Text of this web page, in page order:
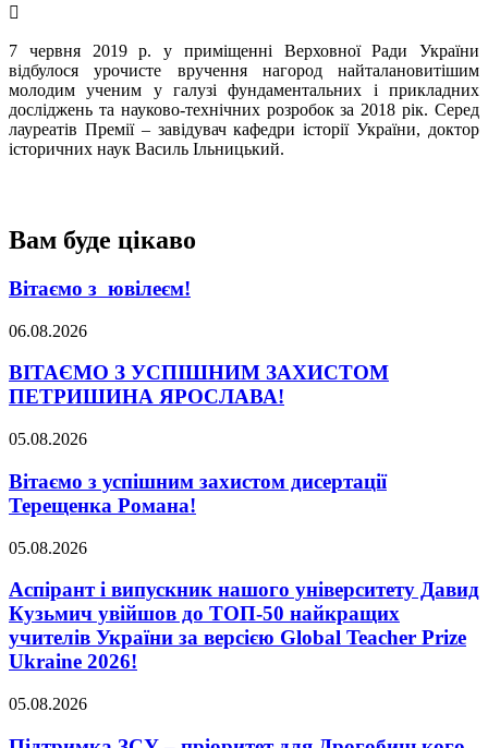
7 червня 2019 р. у приміщенні Верховної Ради України
відбулося урочисте вручення нагород найталановитішим
молодим ученим у галузі фундаментальних і прикладних
досліджень та науково-технічних розробок за 2018 рік. Серед
лауреатів Премії – завідувач кафедри історії України, доктор
історичних наук Василь Ільницький.
Вам буде цікаво
Вітаємо з ювілеєм!
06.08.2026
ВІТАЄМО З УСПІШНИМ ЗАХИСТОМ
ПЕТРИШИНА ЯРОСЛАВА!
05.08.2026
Вітаємо з успішним захистом дисертації
Терещенка Романа!
05.08.2026
Аспірант і випускник нашого університету Давид
Кузьмич увійшов до ТОП-50 найкращих
учителів України за версією Global Teacher Prize
Ukraine 2026!
05.08.2026